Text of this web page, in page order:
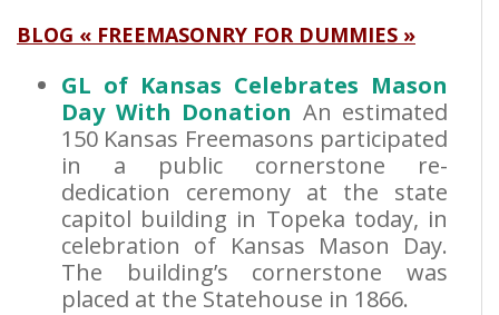
BLOG « FREEMASONRY FOR DUMMIES »
GL of Kansas Celebrates Mason
Day With Donation An estimated
150 Kansas Freemasons participated
in a public cornerstone re-
dedication ceremony at the state
capitol building in Topeka today, in
celebration of Kansas Mason Day.
The building’s cornerstone was
placed at the Statehouse in 1866.